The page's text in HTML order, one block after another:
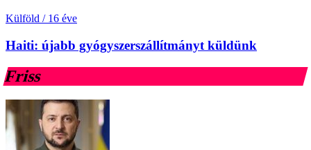
Külföld / 16 éve
Haiti: újabb gyógyszerszállítmányt küldünk
Friss